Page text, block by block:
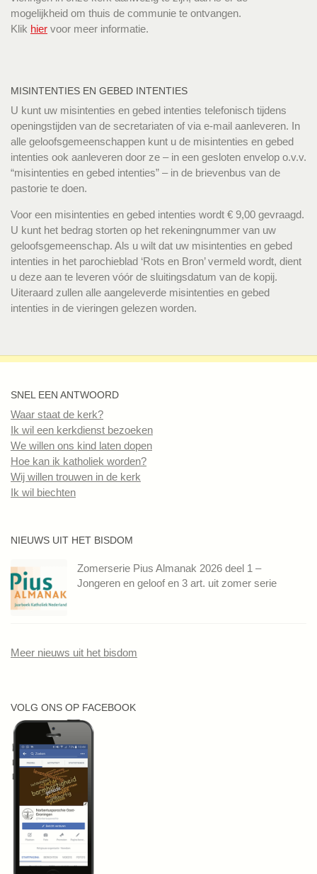
mogelijkheid om thuis de communie te ontvangen.
Klik hier voor meer informatie.
MISINTENTIES EN GEBED INTENTIES
U kunt uw misintenties en gebed intenties telefonisch tijdens
openingstijden van de secretariaten of via e-mail aanleveren. In
alle geloofsgemeenschappen kunt u de misintenties en gebed
intenties ook aanleveren door ze – in een gesloten envelop o.v.v.
“misintenties en gebed intenties” – in de brievenbus van de
pastorie te doen.
Voor een misintenties en gebed intenties wordt € 9,00 gevraagd.
U kunt het bedrag storten op het rekeningnummer van uw
geloofsgemeenschap. Als u wilt dat uw misintenties en gebed
intenties in het parochieblad ‘Rots en Bron’ vermeld wordt, dient
u deze aan te leveren vóór de sluitingsdatum van de kopij.
Uiteraard zullen alle aangeleverde misintenties en gebed
intenties in de vieringen gelezen worden.
SNEL EEN ANTWOORD
Waar staat de kerk?
Ik wil een kerkdienst bezoeken
We willen ons kind laten dopen
Hoe kan ik katholiek worden?
Wij willen trouwen in de kerk
Ik wil biechten
NIEUWS UIT HET BISDOM
Zomerserie Pius Almanak 2026 deel 1 –
Jongeren en geloof en 3 art. uit zomer serie
Meer nieuws uit het bisdom
VOLG ONS OP FACEBOOK